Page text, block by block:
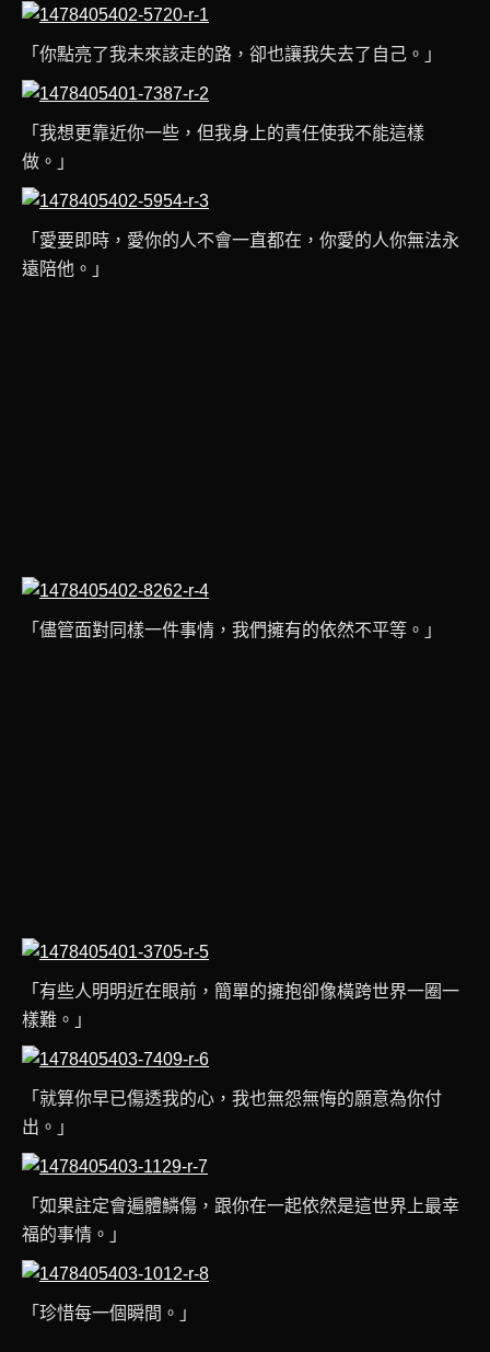
「你點亮了我未來該走的路，卻也讓我失去了自己。」
「我想更靠近你一些，但我身上的責任使我不能這樣
做。」
「愛要即時，愛你的人不會一直都在，你愛的人你無法永
遠陪他。」
「儘管面對同樣一件事情，我們擁有的依然不平等。」
「有些人明明近在眼前，簡單的擁抱卻像橫跨世界一圈一
樣難。」
「就算你早已傷透我的心，我也無怨無悔的願意為你付
出。」
「如果註定會遍體鱗傷，跟你在一起依然是這世界上最幸
福的事情。」
「珍惜每一個瞬間。」